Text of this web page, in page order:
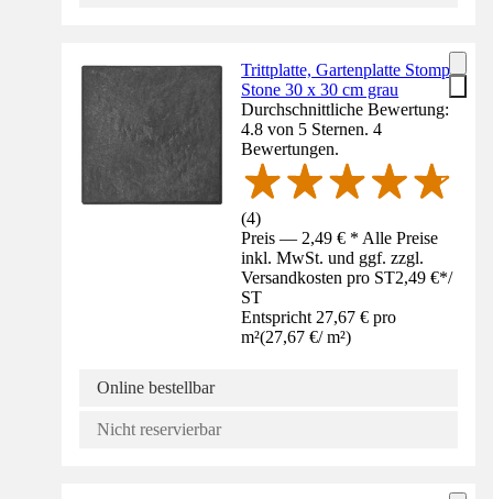
Trittplatte, Gartenplatte Stomp
Stone 30 x 30 cm grau
Durchschnittliche Bewertung:
4.8 von 5 Sternen. 4
Bewertungen.
(4)
Preis — 2,49 € * Alle Preise
inkl. MwSt. und ggf. zzgl.
Versandkosten pro ST2,49 €*/
ST
Entspricht 27,67 € pro
m²(27,67 €/ m²)
Online bestellbar
Nicht reservierbar